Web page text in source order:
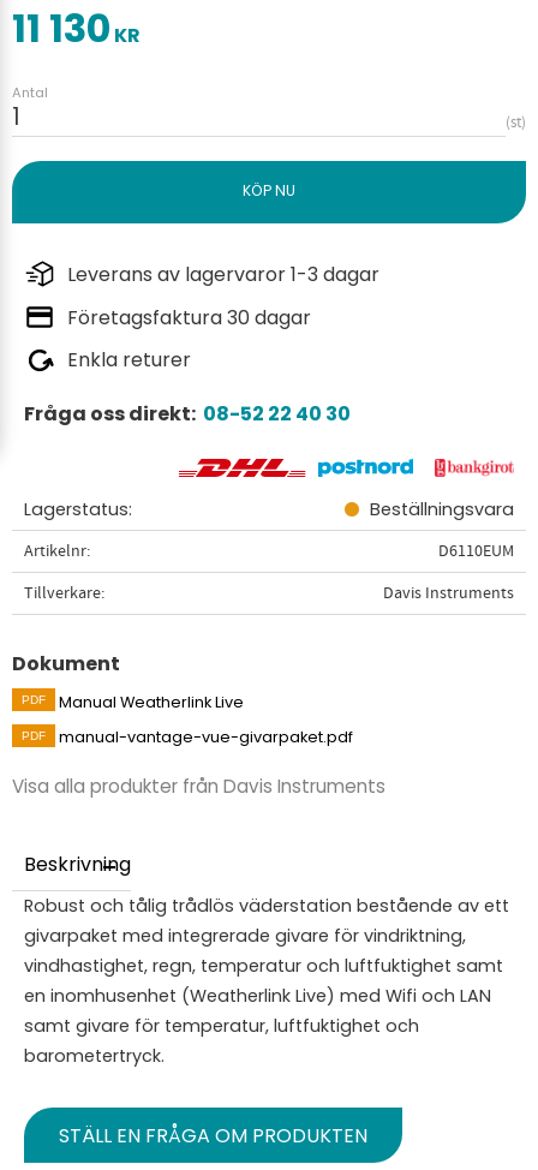
11 130 KR
Antal
st
Leverans av lagervaror 1-3 dagar
Företagsfaktura 30 dagar
Enkla returer
Fråga oss direkt: 08-52 22 40 30
Lagerstatus Beställningsvara
Artikelnr
D6110EUM
Tillverkare
Davis Instruments
Dokument
Manual Weatherlink Live
manual-vantage-vue-givarpaket.pdf
Visa alla produkter från Davis Instruments
Beskrivning
Robust och tålig trådlös väderstation bestående av ett
givarpaket med integrerade givare för vindriktning,
vindhastighet, regn, temperatur och luftfuktighet samt
en inomhusenhet (Weatherlink Live) med Wifi och LAN
samt givare för temperatur, luftfuktighet och
barometertryck.
STÄLL EN FRÅGA OM PRODUKTEN